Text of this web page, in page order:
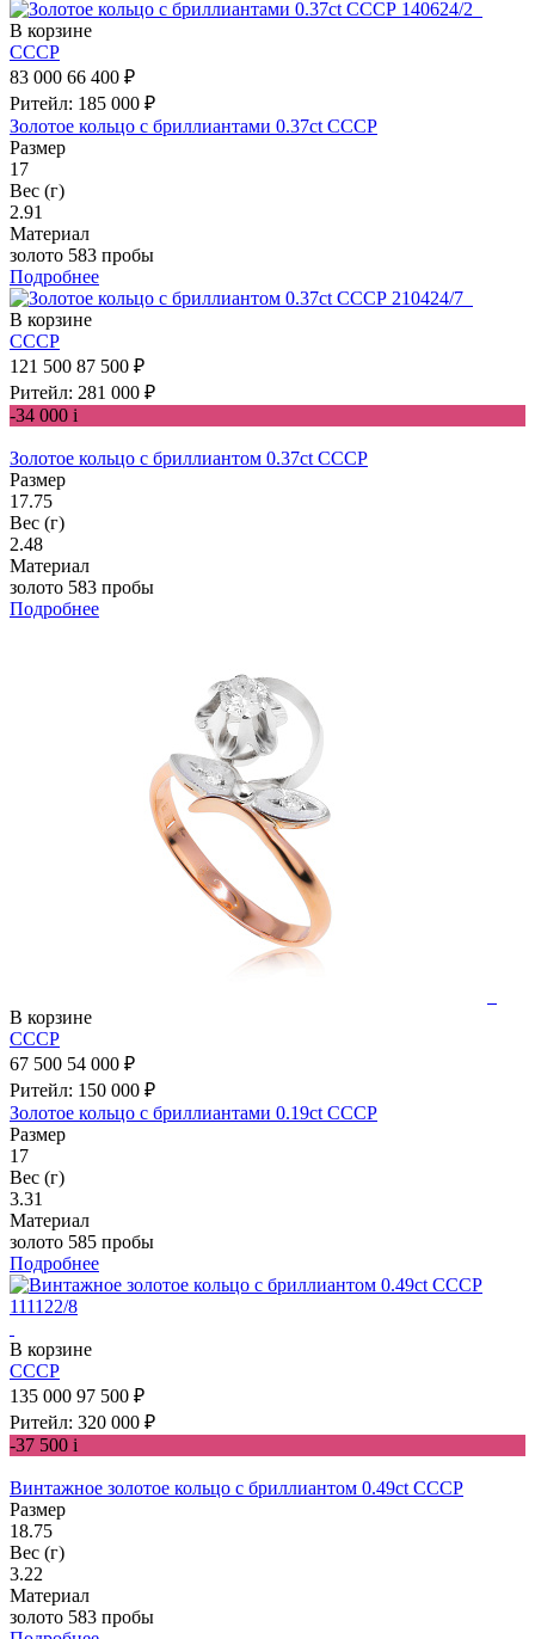
В корзине
СССР
83 000 66 400 ₽
Ритейл: 185 000 ₽
Золотое кольцо с бриллиантами 0.37ct СССР
Размер
17
Вес (г)
2.91
Материал
золото 583 пробы
Подробнее
В корзине
СССР
121 500 87 500 ₽
Ритейл: 281 000 ₽
-34 000 i
Золотое кольцо с бриллиантом 0.37ct СССР
Размер
17.75
Вес (г)
2.48
Материал
золото 583 пробы
Подробнее
В корзине
СССР
67 500 54 000 ₽
Ритейл: 150 000 ₽
Золотое кольцо с бриллиантами 0.19ct СССР
Размер
17
Вес (г)
3.31
Материал
золото 585 пробы
Подробнее
В корзине
СССР
135 000 97 500 ₽
Ритейл: 320 000 ₽
-37 500 i
Винтажное золотое кольцо с бриллиантом 0.49ct СССР
Размер
18.75
Вес (г)
3.22
Материал
золото 583 пробы